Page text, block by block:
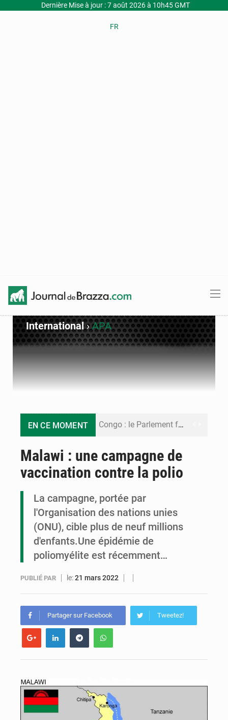
Dernière Mise à jour : 7 août 2026 à 10h45 GMT
FR
International›APA
EN CE MOMENT Congo : le Parlement formule 28 recommandations sur le Cadre budgétaire 2027-2029
Congo : la Grande foire agricole pour renforcer la souveraineté alimentaire
Malawi : une campagne de
vaccination contre la polio
La campagne, portée par
l'Organisation des nations unies
(ONU), cible plus de neuf millions
d'enfants.Une épidémie de
poliomyélite est récemment…
PUBLIÉ PAR le:21 mars 2022
Partager sur Facebook Tweetez!